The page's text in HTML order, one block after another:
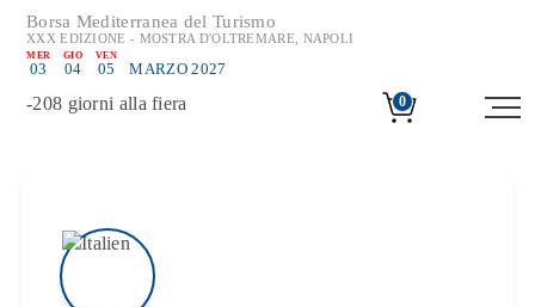
Borsa Mediterranea del Turismo
XXX EDIZIONE - MOSTRA D'OLTREMARE, NAPOLI
MER
03
GIO
04
VEN
05 MARZO 2027
-208 giorni alla fiera 0